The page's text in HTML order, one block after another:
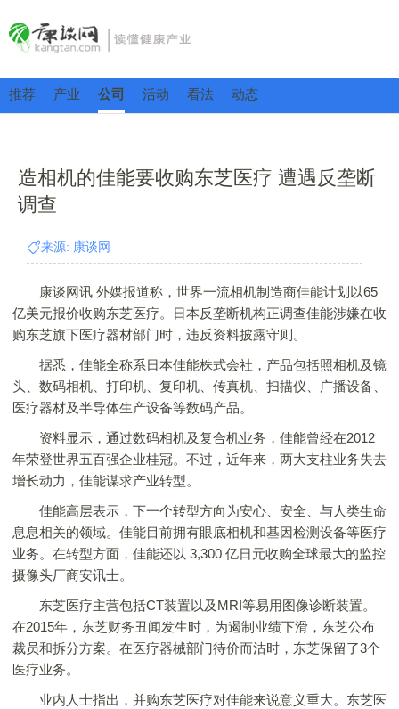
推荐 产业 公司 活动 看法 动态
造相机的佳能要收购东芝医疗 遭遇反垄断
调查
来源: 康谈网
康谈网讯 外媒报道称，世界一流相机制造商佳能计划以65
亿美元报价收购东芝医疗。日本反垄断机构正调查佳能涉嫌在收
购东芝旗下医疗器材部门时，违反资料披露守则。
据悉，佳能全称系日本佳能株式会社，产品包括照相机及镜
头、数码相机、打印机、复印机、传真机、扫描仪、广播设备、
医疗器材及半导体生产设备等数码产品。
资料显示，通过数码相机及复合机业务，佳能曾经在2012
年荣登世界五百强企业桂冠。不过，近年来，两大支柱业务失去
增长动力，佳能谋求产业转型。
佳能高层表示，下一个转型方向为安心、安全、与人类生命
息息相关的领域。佳能目前拥有眼底相机和基因检测设备等医疗
业务。在转型方面，佳能还以 3,300 亿日元收购全球最大的监控
摄像头厂商安讯士。
东芝医疗主营包括CT装置以及MRI等易用图像诊断装置。
在2015年，东芝财务丑闻发生时，为遏制业绩下滑，东芝公布
裁员和拆分方案。在医疗器械部门待价而沽时，东芝保留了3个
医疗业务。
业内人士指出，并购东芝医疗对佳能来说意义重大。东芝医